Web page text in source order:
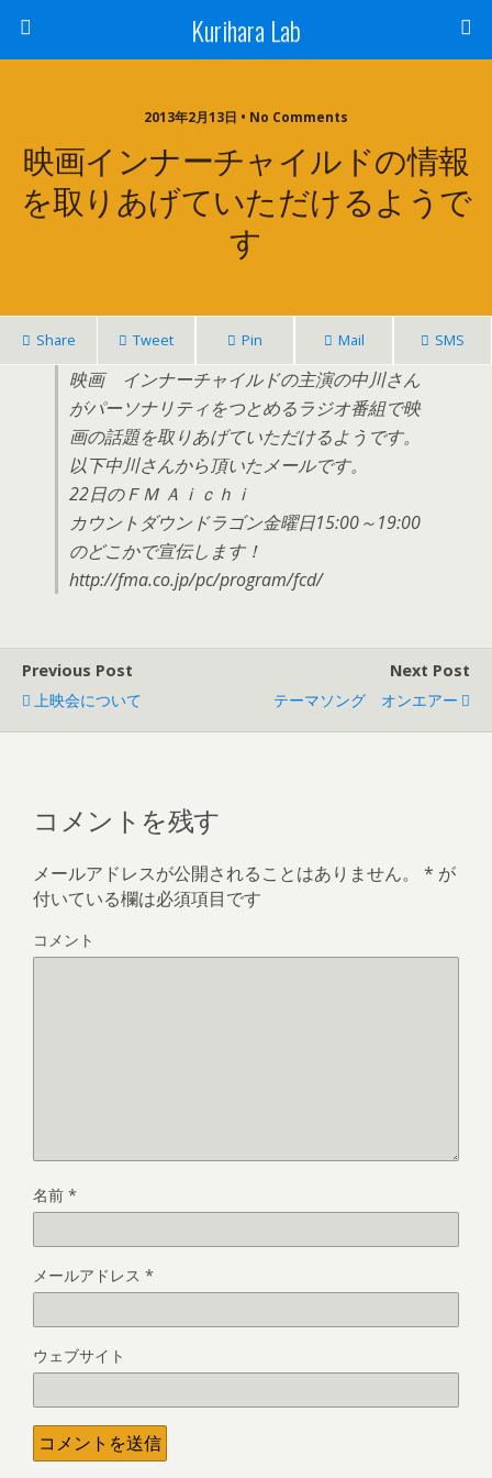
Kurihara Lab
2013年2月13日 • No Comments
映画インナーチャイルドの情報
を取りあげていただけるようで
す
Share Tweet Pin Mail SMS
映画 インナーチャイルドの主演の中川さん
がパーソナリティをつとめるラジオ番組で映
画の話題を取りあげていただけるようです。
以下中川さんから頂いたメールです。
22日のＦＭ Ａｉｃｈｉ
カウントダウンドラゴン金曜日15:00～19:00
のどこかで宣伝します！
http://fma.co.jp/pc/program/fcd/
Previous Post
上映会について
Next Post
テーマソング オンエアー
コメントを残す
メールアドレスが公開されることはありません。 * が
付いている欄は必須項目です
コメント
名前 *
メールアドレス *
ウェブサイト